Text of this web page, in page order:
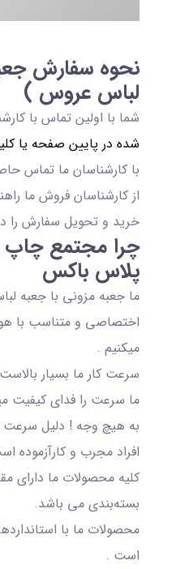
نحوه سفارش
لباس عروس )
شما با اولین تماس با
شده در پایین صفحه یا
با کارشناسان ما تماس
از کارشناسان فروش ما
خرید و تحویل سفارش را
چرا مجتمع
پلاس باکس
ما جعبه مزونی با جعبه
اختصاصی و متناسب با
میکنیم .
سرعت کار ما بسیار
ما سرعت را فدای کیفیت
به هیچ وجه ! دلیل سرعت
افراد مجرب و کارآزموده
کلیه محصولات ما دارای
بسته‌بندی می باشد.
محصولات ما با
است .